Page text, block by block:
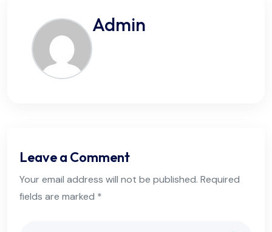
Admin
Leave a Comment
Your email address will not be published. Required
fields are marked *